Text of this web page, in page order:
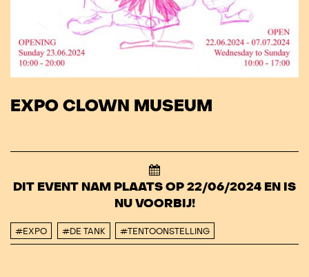
EXPO CLOWN MUSEUM
DIT EVENT NAM PLAATS OP 22/06/2024 EN IS
NU VOORBIJ!
#EXPO #DE TANK #TENTOONSTELLING